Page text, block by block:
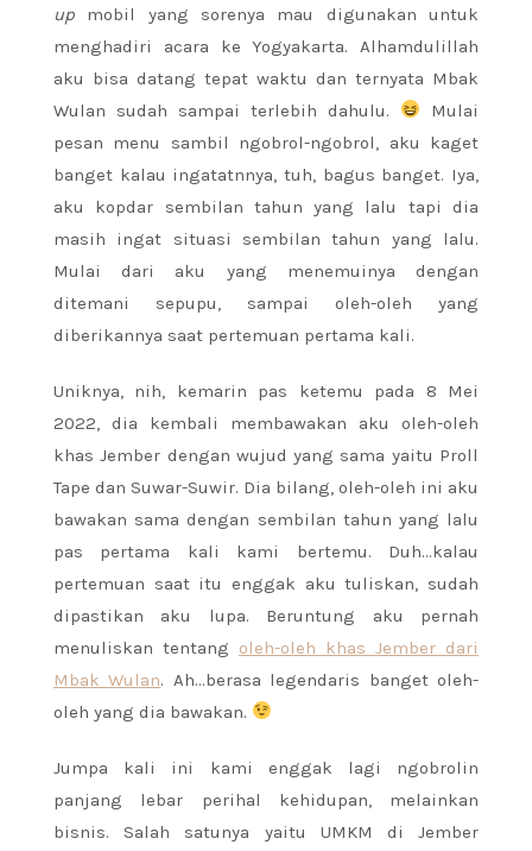
up mobil yang sorenya mau digunakan untuk
menghadiri acara ke Yogyakarta. Alhamdulillah
aku bisa datang tepat waktu dan ternyata Mbak
Wulan sudah sampai terlebih dahulu.
Mulai
pesan menu sambil ngobrol-ngobrol, aku kaget
banget kalau ingatatnnya, tuh, bagus banget. Iya,
aku kopdar sembilan tahun yang lalu tapi dia
masih ingat situasi sembilan tahun yang lalu.
Mulai dari aku yang menemuinya dengan
ditemani sepupu, sampai oleh-oleh yang
diberikannya saat pertemuan pertama kali.
Uniknya, nih, kemarin pas ketemu pada 8 Mei
2022, dia kembali membawakan aku oleh-oleh
khas Jember dengan wujud yang sama yaitu Proll
Tape dan Suwar-Suwir. Dia bilang, oleh-oleh ini aku
bawakan sama dengan sembilan tahun yang lalu
pas pertama kali kami bertemu. Duh…kalau
pertemuan saat itu enggak aku tuliskan, sudah
dipastikan aku lupa. Beruntung aku pernah
menuliskan tentang oleh-oleh khas Jember dari
Mbak Wulan. Ah…berasa legendaris banget oleh-
oleh yang dia bawakan.
Jumpa kali ini kami enggak lagi ngobrolin
panjang lebar perihal kehidupan, melainkan
bisnis. Salah satunya yaitu UMKM di Jember